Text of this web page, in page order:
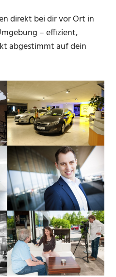
direkt bei dir vor Ort in
– effizient,
abgestimmt auf dein